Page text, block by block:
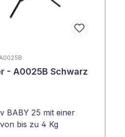
- A0025B Schwarz
BABY 25 mit einer
bis zu 4 Kg